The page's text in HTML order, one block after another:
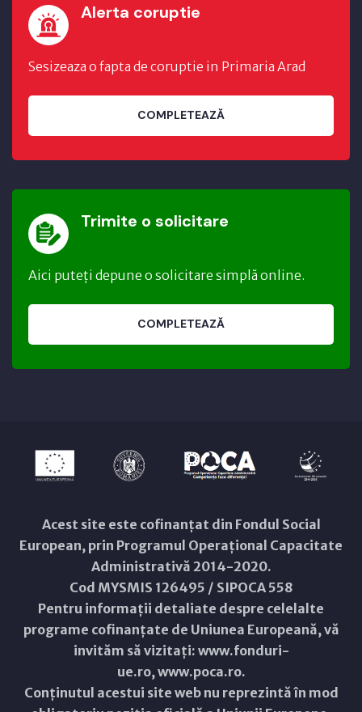
Alerta coruptie
Sesizeaza o fapta de coruptie in Primaria Arad
COMPLETEAZĂ
Trimite o solicitare
Aici puteți depune o solicitare simplă online.
COMPLETEAZĂ
Acest site este cofinanțat din Fondul Social
European, prin Programul Operațional Capacitate
Administrativă 2014-2020.
Cod MYSMIS 126495 / SIPOCA 558
Pentru informații detaliate despre celelalte
programe cofinanțate de Uniunea Europeană, vă
invităm să vizitați: www.fonduri-
ue.ro,www.poca.ro.
Conținutul acestui site web nu reprezintă în mod